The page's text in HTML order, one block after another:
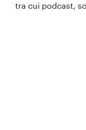
tra cui podcast,